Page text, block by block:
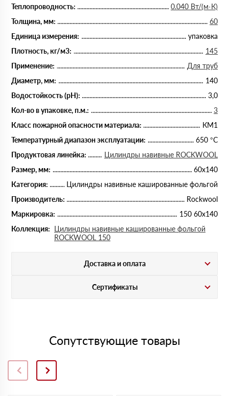
Теплопроводность:
0.040 Вт/(м·К)
Толщина, мм:
60
Единица измерения:
упаковка
Плотность, кг/м3:
145
Применение:
Для труб
Диаметр, мм:
140
Водостойкость (рН):
3,0
Кол-во в упаковке, п.м.:
3
Класс пожарной опасности материала:
КМ1
Температурный диапазон эксплуатации:
650 °С
Продуктовая линейка:
Цилиндры навивные ROCKWOOL
Размер, мм:
60х140
Категория:
Цилиндры навивные кашированные фольгой
Производитель:
Rockwool
Маркировка:
150 60х140
Коллекция: Цилиндры навивные кашированные фольгой
ROCKWOOL 150
Доставка и оплата
Сертификаты
Сопутствующие товары